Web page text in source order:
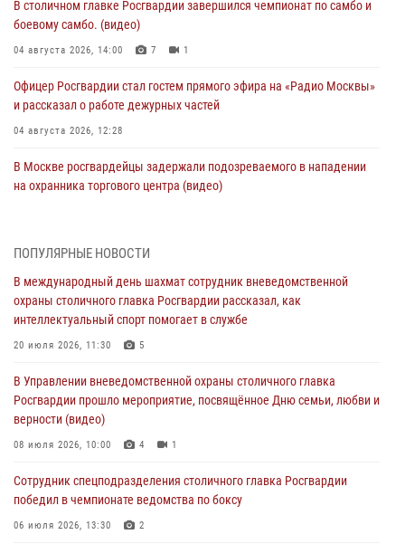
В столичном главке Росгвардии завершился чемпионат по самбо и
боевому самбо. (видео)
04 августа 2026, 14:00 7 1
Офицер Росгвардии стал гостем прямого эфира на «Радио Москвы»
и рассказал о работе дежурных частей
04 августа 2026, 12:28
В Москве росгвардейцы задержали подозреваемого в нападении
на охранника торгового центра (видео)
В Главном управлении Росгвардии по городу Москве подвели итоги
03 августа 2026, 13:00
На востоке Москвы сотрудники Росгвардии задержали мужчину,
находящегося в федеральном розыске (видео)
Росгвардия обеспечила правопорядок во время празднования Дня
воздушно-десантных войск в Москве (видео)
03 августа 2026, 08:00
Московские росгвардейцы пришли на помощь семье, у которой
сломался автомобиль на проезжей части (Видео)
02 августа 2026, 11:54
ПОПУЛЯРНЫЕ НОВОСТИ
В международный день шахмат сотрудник вневедомственной
охраны столичного главка Росгвардии рассказал, как
интеллектуальный спорт помогает в службе
20 июля 2026, 11:30 5
В Управлении вневедомственной охраны столичного главка
Росгвардии прошло мероприятие, посвящённое Дню семьи, любви и
верности (видео)
08 июля 2026, 10:00 4 1
Сотрудник спецподразделения столичного главка Росгвардии
победил в чемпионате ведомства по боксу
06 июля 2026, 13:30 2